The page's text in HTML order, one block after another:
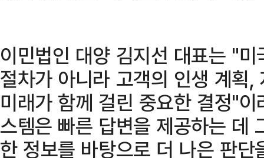
이민법인 대양 김지선 대표는 "
절차가 아니라 고객의 인생 계획
미래가 함께 걸린 중요한 결정"
스템은 빠른 답변을 제공하는 데
한 정보를 바탕으로 더 나은 판